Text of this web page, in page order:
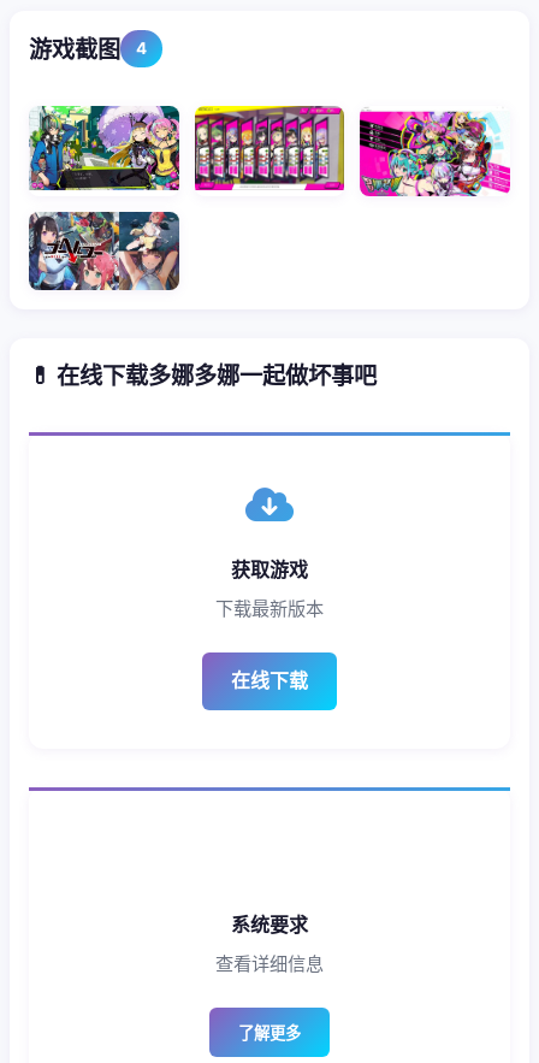
游戏截图 4
💊 在线下载多娜多娜一起做坏事吧
获取游戏
下载最新版本
在线下载
系统要求
查看详细信息
了解更多